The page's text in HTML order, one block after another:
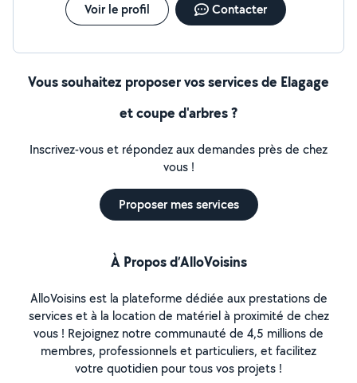
Voir le profil Contacter
Vous souhaitez proposer vos services de Elagage
et coupe d'arbres ?
Inscrivez-vous et répondez aux demandes près de chez
vous !
Proposer mes services
À Propos d’AlloVoisins
AlloVoisins est la plateforme dédiée aux prestations de
services et à la location de matériel à proximité de chez
vous ! Rejoignez notre communauté de 4,5 millions de
membres, professionnels et particuliers, et facilitez
votre quotidien pour tous vos projets !